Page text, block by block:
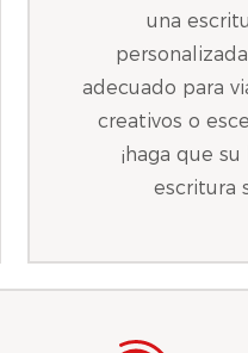
una
adecuado para
creativos o
¡haga que
escritura